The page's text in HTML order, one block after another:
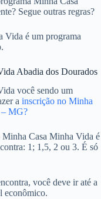
Segue outras regras?
Vida é um programa
Abadia dos Dourados
você sendo um
a inscrição no Minha
– MG?
Minha Casa Minha Vida é
1; 1,5, 2 ou 3. É só
você deve ir até a
econômico.